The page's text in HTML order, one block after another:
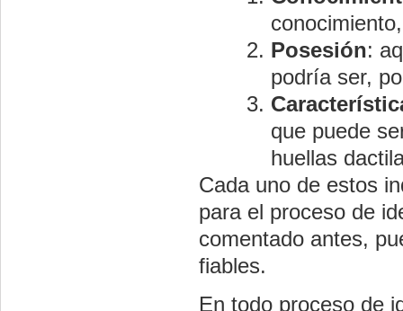
Posesión:
podría ser,
que puede
huellas
Cada uno de estos
para el proceso de
comentado antes,
fiables.
En todo proceso de